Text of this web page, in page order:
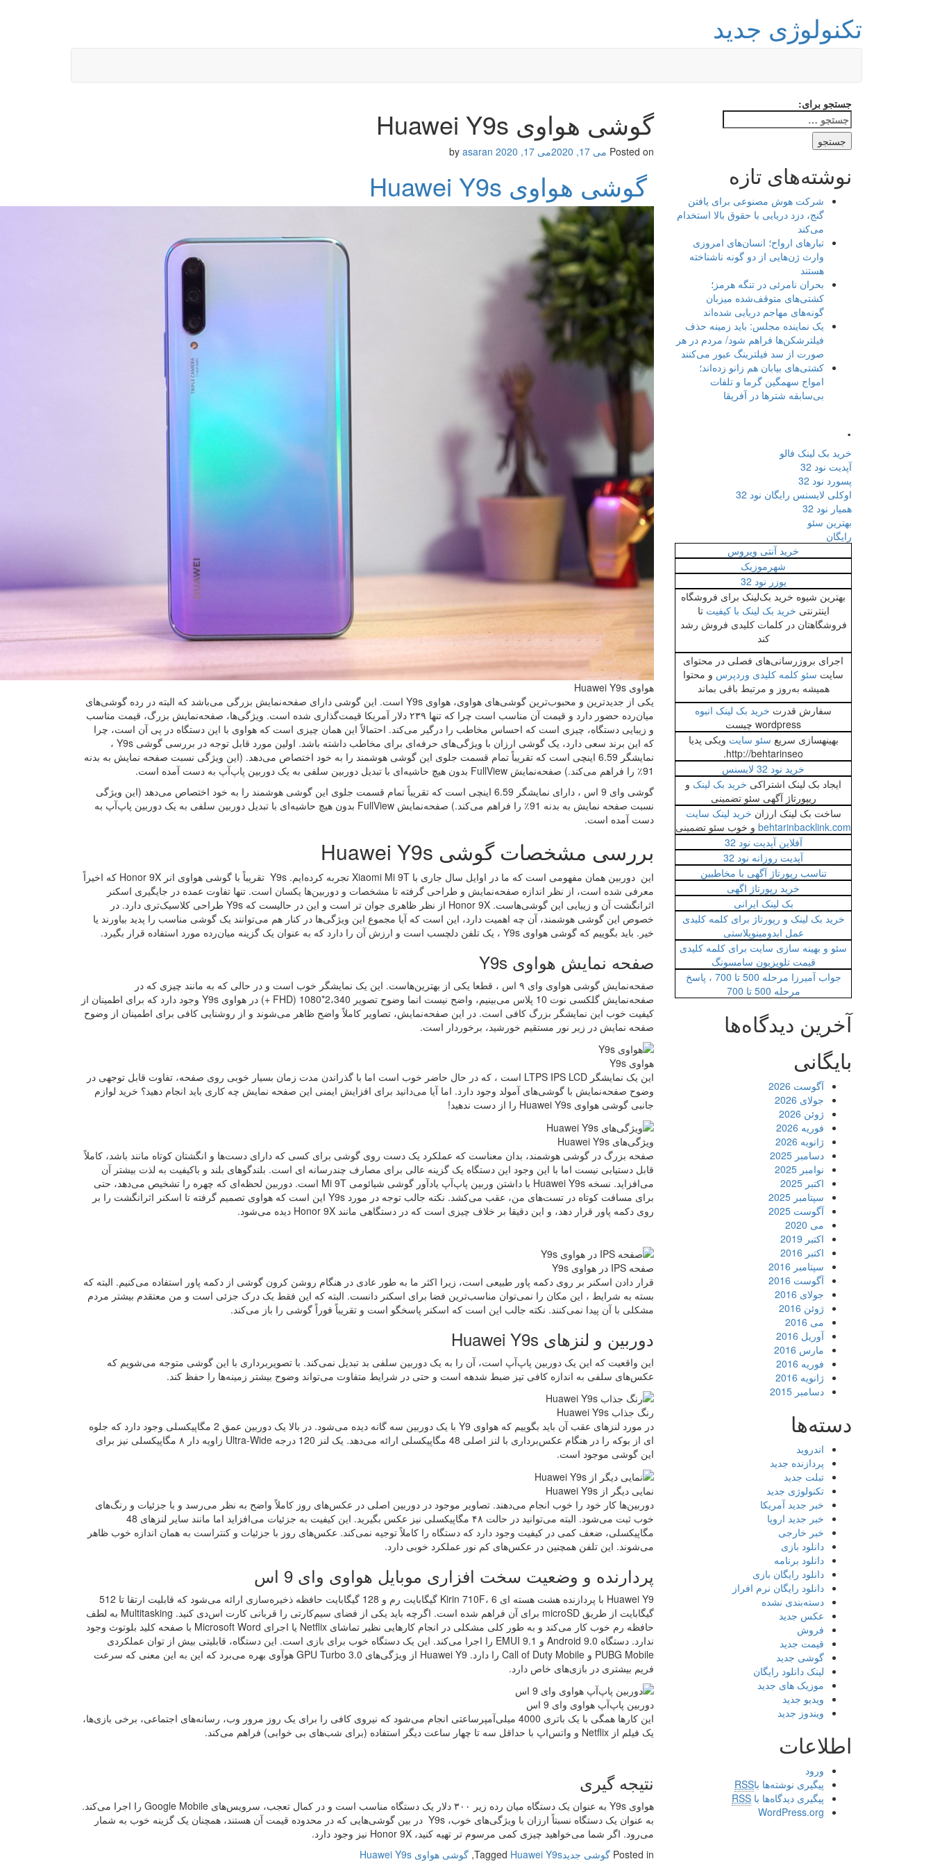
تکنولوژی جدید
گوشی هواوی Huawei Y9s
Posted on می 17, 2020 می 17, 2020 asaran
گوشی هواوی Huawei Y9s
هواوی Huawei Y9s
یکی از جدیدترین و محبوب‌ترین گوشی‌های هواوی، هواوی Y9s است. این گوشی دارای صفحه‌نمایش بزرگی می‌باشد که البته در رده گوشی‌های
میان‌رده حضور دارد و قیمت آن مناسب است چرا که تنها ۲۳۹ دلار آمریکا قیمت‌گذاری شده است. ویژگی‌ها، صفحه‌نمایش بزرگ، قیمت مناسب
و زیبایی دستگاه، چیزی است که احساس مخاطب را درگیر می‌کند. احتمالاً این همان چیزی است که هواوی با این دستگاه در پی آن است، چرا
که این برند سعی دارد، یک گوشی ارزان با ویژگی‌های حرفه‌ای برای مخاطب داشته باشد. اولین مورد قابل توجه در بررسی گوشی Y9s ،
نمایشگر 6.59 اینچی است که تقریباً تمام قسمت جلوی این گوشی هوشمند را به خود اختصاص می‌دهد. (این ویژگی نسبت صفحه نمایش به بدنه
91٪ را فراهم می‌کند.) صفحه‌نمایش FullView بدون هیچ حاشیه‌ای با تبدیل دوربین سلفی به یک دوربین پاپ‌آپ به دست آمده است.
گوشی وای 9 اس ، دارای نمایشگر 6.59 اینچی است که تقریباً تمام قسمت جلوی این گوشی هوشمند را به خود اختصاص می‌دهد (این ویژگی
نسبت صفحه نمایش به بدنه 91٪ را فراهم می‌کند.) صفحه‌نمایش FullView بدون هیچ حاشیه‌ای با تبدیل دوربین سلفی به یک دوربین پاپ‌آپ به
دست آمده است.
بررسی مشخصات گوشی Huawei Y9s
این دوربین همان مفهومی است که ما در اوایل سال جاری با Xiaomi Mi 9T تجربه کرده‌ایم. Y9s تقریباً با گوشی هواوی انر Honor 9X که اخیراً
معرفی شده است، از نظر اندازه صفحه‌نمایش و طراحی گرفته تا مشخصات و دوربین‌ها یکسان است. تنها تفاوت عمده در جایگیری اسکنر
اثرانگشت آن و زیبایی این گوشی‌هاست. Honor 9X از نظر ظاهری جوان تر است و این در حالیست که Y9s طراحی کلاسیک‌تری دارد. در
خصوص این گوشی هوشمند، آن چه اهمیت دارد، این است که آیا مجموع این ویژگی‌ها در کنار هم می‌توانند یک گوشی مناسب را پدید بیاورند یا
خیر. باید بگوییم که گوشی هواوی Y9s ، یک تلفن دلچسب است و ارزش آن را دارد که به عنوان یک گزینه میان‌رده مورد استفاده قرار بگیرد.
صفحه نمایش هواوی Y9s
صفحه‌نمایش گوشی هواوی وای ۹ اس ، قطعا یکی از بهترین‌هاست. این یک نمایشگر خوب است و در حالی که به مانند چیزی که در
صفحه‌نمایش گلکسی نوت 10 پلاس می‌بینیم، واضح نیست انما وضوح تصویر 2،340*1080 (FHD +) در هواوی Y9s وجود دارد که برای اطمینان از
کیفیت خوب این نمایشگر بزرگ کافی است. در این صفحه‌نمایش، تصاویر کاملاً واضح ظاهر می‌شوند و از روشنایی کافی برای اطمینان از وضوح
صفحه نمایش در زیر نور مستقیم خورشید، برخوردار است.
هواوی Y9s
این یک نمایشگر LTPS IPS LCD است ، که در حال حاضر خوب است اما با گذراندن مدت زمان بسیار خوبی روی صفحه، تفاوت قابل توجهی در
وضوح صفحه‌نمایش با گوشی‌های آمولد وجود دارد. اما آیا می‌دانید برای افزایش ایمنی این صفحه نمایش چه کاری باید انجام دهید؟ خرید لوازم
جانبی گوشی هواوی Huawei Y9s را از دست ندهید!
ویژگی‌های Huawei Y9s
صفحه بزرگ در گوشی هوشمند، بدان معناست که عملکرد یک دست روی گوشی برای کسی که دارای دست‌ها و انگشتان کوتاه مانند باشد، کاملاً
قابل دستیابی نیست اما با این وجود این دستگاه یک گزینه عالی برای مصارف چندرسانه ای است. بلندگوهای بلند و باکیفیت به لذت بیشتر آن
می‌افزاید. نسخه Huawei Y9s با داشتن وربین پاپ‌آپ یادآور گوشی شیائومی Mi 9T است. دوربین لحظه‌ای که چهره را تشخیص می‌دهد، حتی
برای مسافت کوتاه در تست‌های من، عقب می‌کشد. نکته جالب توجه در مورد Y9s این است که هواوی تصمیم گرفته تا اسکنر اثرانگشت را بر
روی دکمه پاور قرار دهد، و این دقیقا بر خلاف چیزی است که در دستگاهی مانند Honor 9X دیده می‌شود.
صفحه IPS در هواوی Y9s
قرار دادن اسکنر بر روی دکمه پاور طبیعی است، زیرا اکثر ما به طور عادی در هنگام روشن کرون گوشی از دکمه پاور استفاده می‌کنیم. البته که
بسته به شرایط ، این مکان را نمی‌توان مناسب‌ترین فضا برای اسکنر دانست. البته که این فقط یک درک جزئی است و من معتقدم بیشتر مردم
مشکلی با آن پیدا نمی‌کنند. نکته جالب این است که اسکنر پاسخگو است و تقریباً فوراً گوشی را باز می‌کند.
دوربین و لنزهای Huawei Y9s
این واقعیت که این یک دوربین پاپ‌آپ است، آن را به یک دوربین سلفی بد تبدیل نمی‌کند. با تصویربرداری با این گوشی متوجه می‌شویم که
عکس‌های سلفی به اندازه کافی تیز ضبط شدهه است و حتی در شرایط متفاوت می‌تواند وضوح بیشتر زمینه‌ها را حفظ کند.
رنگ جذاب Huawei Y9s
در مورد لنزهای عقب آن باید بگوییم که هواوی Y9 با یک دوربین سه گانه دیده می‌شود. در بالا یک دوربین عمق 2 مگاپیکسلی وجود دارد که جلوه
ای از بوکه را در هنگام عکس‌برداری با لنز اصلی 48 مگاپیکسلی ارائه می‌دهد. یک لنز 120 درجه Ultra-Wide زاویه دار ۸ مگاپیکسلی نیز برای
این گوشی موجود است.
نمایی دیگر از Huawei Y9s
دوربین‌ها کار خود را خوب انجام می‌دهند. تصاویر موجود در دوربین اصلی در عکس‌های روز کاملاً واضح به نظر می‌رسد و با جزئیات و رنگ‌های
خوب ثبت می‌شود. البته می‌توانید در حالت ۴۸ مگاپیکسلی نیز عکس بگیرید. این کیفیت به جزئیات می‌افزاید اما مانند سایر لنزهای 48
مگاپیکسلی، ضعف کمی در کیفیت وجود دارد که دستگاه را کاملاً توجیه نمی‌کند. عکس‌های روز با جزئیات و کنتراست به همان اندازه خوب ظاهر
می‌شوند. این تلفن همچنین در عکس‌های کم نور عملکرد خوبی دارد.
پردارنده و وضعیت سخت‌ افزاری موبایل هواوی وای 9 اس
Huawei Y9 با پردازنده هشت هسته ای Kirin 710F، 6 گیگابایت رم و 128 گیگابایت حافظه ذخیره‌سازی ارائه می‌شود که قابلیت ارتقا تا 512
گیگابایت از طریق microSD برای آن فراهم شده است. اگرچه باید یکی از فضای سیم‌کارتی را قربانی کارت اس‌دی کنید. Multitasking به لطف
حافظه رم خوب کار می‌کند و به طور کلی مشکلی در انجام کارهایی نظیر تماشای Netflix یا اجرای Microsoft Word با صفحه کلید بلوتوث وجود
ندارد. دستگاه Android 9.0 و EMUI 9.1 را اجرا می‌کند. این یک دستگاه خوب برای بازی است. این دستگاه، قابلیتی بیش از توان عملکردی
PUBG Mobile و Call of Duty Mobile را دارد. Huawei Y9 از ویژگی‌های GPU Turbo 3.0 هوآوی بهره می‌برد که این به این معنی که سرعت
فریم بیشتری در بازی‌های خاص دارد.
دوربین پاپ‌آپ هواوی وای 9 اس
این کارها همگی با یک باتری 4000 میلی‌آمپرساعتی انجام می‌شود که نیروی کافی را برای یک روز مرور وب، رسانه‌های اجتماعی، برخی بازی‌ها،
یک فیلم از Netflix و واتس‌اپ با حداقل سه تا چهار ساعت دیگر استفاده (برای شب‌های بی خوابی) فراهم می‌کند.
نتیجه گیری
هواوی Y9s به عنوان یک دستگاه میان رده زیر ۳۰۰ دلار یک دستگاه مناسب است و در کمال تعجب، سرویس‌های Google Mobile را اجرا می‌کند.
به عنوان یک دستگاه نسبتاً ارزان با ویژگی‌های خوب، Y9s در بین گوشی‌هایی که در محدوده قیمت آن هستند، همچنان یک گزینه خوب به‌ شمار
می‌رود. اگر شما می‌خواهید چیزی کمی مرسوم تر تهیه کنید، Honor 9X نیز وجود دارد.
Posted in گوشی جدید Tagged Huawei Y9s
, گوشی هواوی Huawei Y9s
جستجو برای:
نوشته‌های تازه
شرکت هوش مصنوعی برای یافتن
گنج، دزد دریایی با حقوق بالا استخدام
می‌کند
تبارهای ارواح؛ انسان‌های امروزی
وارث ژن‌هایی از دو گونه ناشناخته
هستند
بحران نامرئی در تنگه هرمز؛
کشتی‌های متوقف‌شده میزبان
گونه‌های مهاجم دریایی شده‌اند
یک نماینده مجلس: باید زمینه حذف
فیلترشکن‌ها فراهم شود/ مردم در هر
صورت از سد فیلترینگ عبور می‌کنند
کشتی‌های بیابان هم زانو زده‌اند؛
امواج سهمگین گرما و تلفات
بی‌سابقه شترها در آفریقا
.
خرید بک لینک فالو
آپدیت نود 32
پسورد نود 32
اوکلی لایسنس رایگان نود 32
همیار نود 32
بهترین سئو
رایگان
خرید آنتی ویروس
شهرموزیک
یوزر نود 32
بهترین شیوه خرید بک‌لینک برای فروشگاه
اینترنتی خرید بک لینک با کیفیت تا
فروشگاهتان در کلمات کلیدی فروش رشد
کند
اجرای بروزرسانی‌های فصلی در محتوای
سایت سئو کلمه کلیدی وردپرس و محتوا
همیشه به‌روز و مرتبط باقی بماند
سفارش قدرت خرید بک لینک انبوه
wordpress چیست
بهینهسازی سریع سئو سایت ویکی پدیا
http://behtarinseo.
خرید نود 32 لایسنس
ایجاد بک لینک اشتراکی خرید بک لینک و
ریپورتاژ آگهی سئو تضمینی
ساخت بک لینک ارزان خرید لینک سایت
behtarinbacklink.com و خوب سئو تضمینی
آفلاین آپدیت نود 32
آپدیت روزانه نود 32
تناسب رپورتاژ آگهی با مخاطبین
خرید رپورتاژ اگهی
بک لینک ایرانی
خرید بک لینک و رپورتاژ برای کلمه کلیدی
عمل ابدومینوپلاستی
سئو و بهینه سازی سایت برای کلمه کلیدی
قیمت تلویزیون سامسونگ
جواب آمیرزا مرحله 500 تا 700 ، پاسخ
مرحله 500 تا 700
آخرین دیدگاه‌ها
بایگانی
آگوست 2026
جولای 2026
ژوئن 2026
فوریه 2026
ژانویه 2026
دسامبر 2025
نوامبر 2025
اکتبر 2025
سپتامبر 2025
آگوست 2025
می 2020
اکتبر 2019
اکتبر 2016
سپتامبر 2016
آگوست 2016
جولای 2016
ژوئن 2016
می 2016
آوریل 2016
مارس 2016
فوریه 2016
ژانویه 2016
دسامبر 2015
دسته‌ها
اندروید
پردازنده جدید
تبلت جدید
تکنولوژی جدید
خبر جدید آمریکا
خبر جدید اروپا
خبر خارجی
دانلود بازی
دانلود برنامه
دانلود رایگان بازی
دانلود رایگان نرم افراز
دسته‌بندی نشده
عکس جدید
فروش
قیمت جدید
گوشی جدید
لینک دانلود رایگان
موزیک های جدید
ویدیو جدید
ویندوز جدید
اطلاعات
ورود
پیگیری نوشته‌ها باRSS
پیگیری دیدگاه‌ها با RSS
WordPress.org